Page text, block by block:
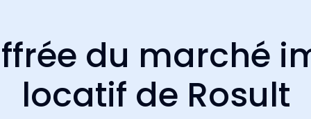
du marché
locatif de Rosult